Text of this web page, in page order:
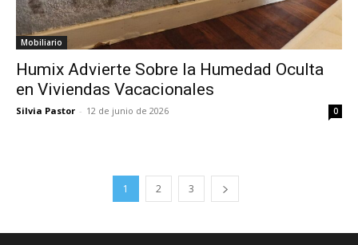
Mobiliario
Humix Advierte Sobre la Humedad Oculta
en Viviendas Vacacionales
Silvia Pastor - 12 de junio de 2026 0
1 2 3